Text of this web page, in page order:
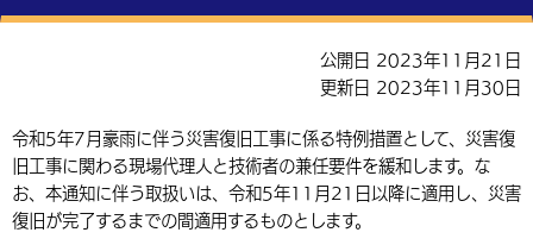
やさしい日本語
ふりがなをつける
よみあげる
言語を選択
届出・登録・証明 保険・年金
福祉・介護 健康・予防
税金 住宅・インフラ
事業者の方へ
入札・契約 産業・雇用
農林水産業
子育て・教育
公開日 2023年11月21日
更新日 2023年11月30日
令和5年7月豪雨に伴う災害復旧工事に係る特例措置として、災害復
旧工事に関わる現場代理人と技術者の兼任要件を緩和します。な
お、本通知に伴う取扱いは、令和5年11月21日以降に適用し、災害
復旧が完了するまでの間適用するものとします。